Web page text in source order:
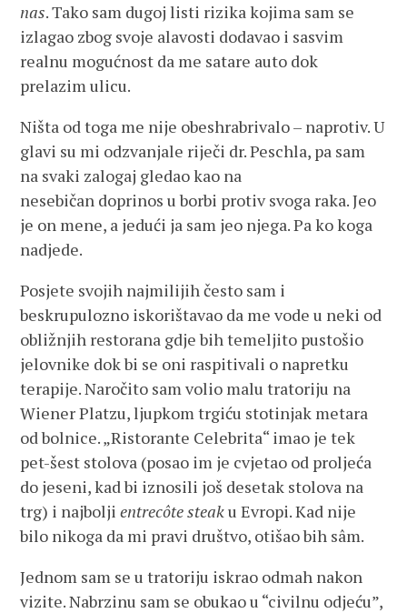
nas. Tako sam dugoj listi rizika kojima sam se
izlagao zbog svoje alavosti dodavao i sasvim
realnu mogućnost da me satare auto dok
prelazim ulicu.
Ništa od toga me nije obeshrabrivalo – naprotiv. U
glavi su mi odzvanjale riječi dr. Peschla, pa sam
na svaki zalogaj gledao kao na
nesebičan doprinos u borbi protiv svoga raka. Jeo
je on mene, a jedući ja sam jeo njega. Pa ko koga
nadjede.
Posjete svojih najmilijih često sam i
beskrupulozno iskorištavao da me vode u neki od
obližnjih restorana gdje bih temeljito pustošio
jelovnike dok bi se oni raspitivali o napretku
terapije. Naročito sam volio malu tratoriju na
Wiener Platzu, ljupkom trgiću stotinjak metara
od bolnice. „Ristorante Celebrita“ imao je tek
pet-šest stolova (posao im je cvjetao od proljeća
do jeseni, kad bi iznosili još desetak stolova na
trg) i najboljientrecôte steaku Evropi. Kad nije
bilo nikoga da mi pravi društvo, otišao bih sâm.
Jednom sam se u tratoriju iskrao odmah nakon
vizite. Nabrzinu sam se obukao u “civilnu odjeću”,